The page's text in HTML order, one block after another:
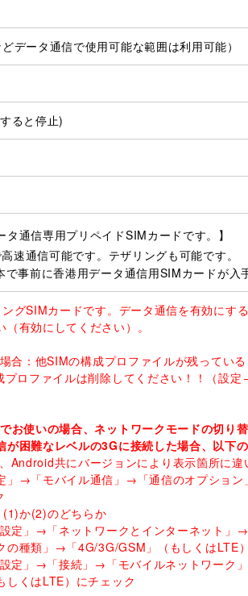
データ通信で使用可能な範囲は利用可能）
ると停止)
タ通信専用プリペイドSIMカードです。】
速通信可能です。テザリングも可能です。
で事前に香港用データ通信用SIMカードが入
グSIMカードです。データ通信を有効にす
有効にしてください）。
合：他SIMの構成プロファイルが残ってい
ロファイルは削除してください！！（設
お使いの場合、ネットワークモードの切り
が困難なレベルの3Gに接続した場合、以下
Android共にバージョンにより表示箇所に違
」→「モバイル通信」→「通信のオプショ
か(2)のどちらか
定」→「ネットワークとインターネット
の種類」→「4G/3G/GSM」（もしくはLTE
定」→「接続」→「モバイルネットワーク
しくはLTE）にチェック